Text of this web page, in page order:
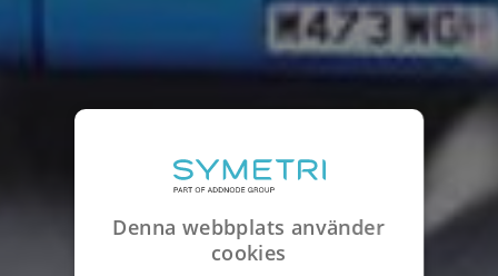
Denna webbplats använder
cookies